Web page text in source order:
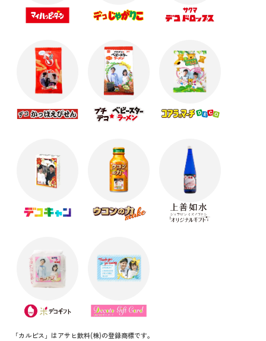
「カルピス」はアサヒ飲料(株)の登録商標です。